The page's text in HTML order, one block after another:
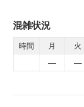
混雑状況
時間 月 火
―
―